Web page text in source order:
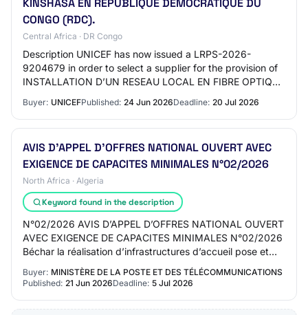
KINSHASA EN REPUBLIQUE DEMOCRATIQUE DU
CONGO (RDC).
Central Africa · DR Congo
Description UNICEF has now issued a LRPS-2026-
9204679 in order to select a supplier for the provision of
INSTALLATION D’UN RESEAU LOCAL EN FIBRE OPTIQUE
Buyer: UNICEFPublished: 24 Jun 2026Deadline: 20 Jul 2026
AVIS D’APPEL D’OFFRES NATIONAL OUVERT AVEC
EXIGENCE DE CAPACITES MINIMALES N°02/2026
North Africa · Algeria
Keyword found in the description
N°02/2026 AVIS D’APPEL D’OFFRES NATIONAL OUVERT
AVEC EXIGENCE DE CAPACITES MINIMALES N°02/2026
Béchar la réalisation d’infrastructures d’accueil pose et
raccordement de câbles à fibre optique à trave…
Buyer: MINISTÈRE DE LA POSTE ET DES TÉLÉCOMMUNICATIONS
Published: 21 Jun 2026Deadline: 5 Jul 2026